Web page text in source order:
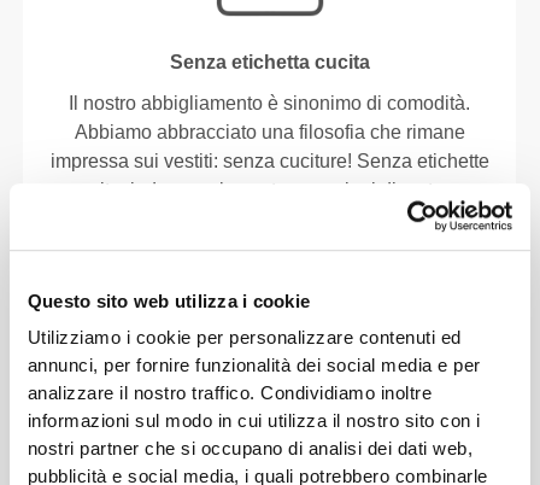
Questo sito web utilizza i cookie
Utilizziamo i cookie per personalizzare contenuti ed
annunci, per fornire funzionalità dei social media e per
analizzare il nostro traffico. Condividiamo inoltre
informazioni sul modo in cui utilizza il nostro sito con i
nostri partner che si occupano di analisi dei dati web,
pubblicità e social media, i quali potrebbero combinarle
Senza etichetta cucita
Il nostro abbigliamento è sinonimo di comodità.
Abbiamo abbracciato una filosofia che rimane
impressa sui vestiti: senza cuciture! Senza etichette
cucite, indossare le nostre creazioni diventa un
piacere, perché non causano irritazioni alla pelle.
CONSIGLI PER LE TAGLIE
Aderente